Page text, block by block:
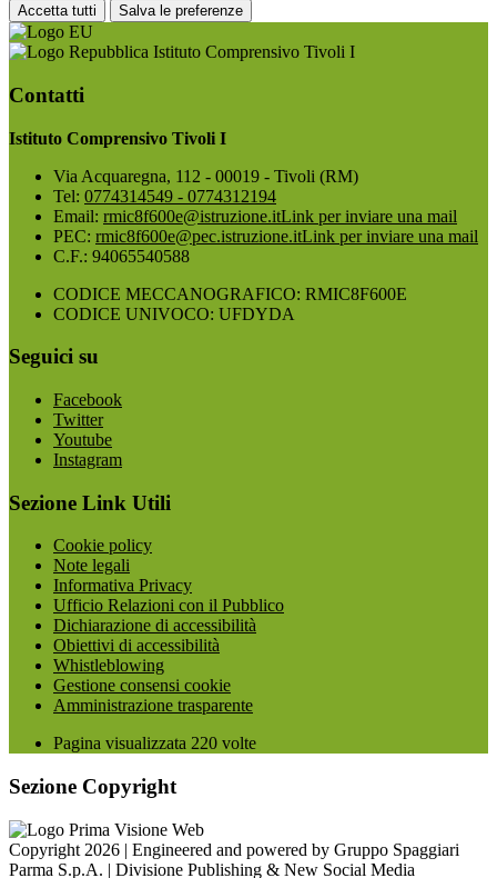
Accetta tutti Salva le preferenze
Istituto Comprensivo Tivoli I
Contatti
Istituto Comprensivo Tivoli I
Via Acquaregna, 112 - 00019 - Tivoli (RM)
Tel: 0774314549 - 0774312194
Email: rmic8f600e@istruzione.itLink per inviare una mail
PEC: rmic8f600e@pec.istruzione.itLink per inviare una mail
C.F.: 94065540588
CODICE MECCANOGRAFICO: RMIC8F600E
CODICE UNIVOCO: UFDYDA
Seguici su
Facebook
Twitter
Youtube
Instagram
Sezione Link Utili
Cookie policy
Note legali
Informativa Privacy
Ufficio Relazioni con il Pubblico
Dichiarazione di accessibilità
Obiettivi di accessibilità
Whistleblowing
Gestione consensi cookie
Amministrazione trasparente
Pagina visualizzata 220 volte
Sezione Copyright
Copyright 2026 | Engineered and powered by Gruppo Spaggiari
Parma S.p.A. | Divisione Publishing & New Social Media